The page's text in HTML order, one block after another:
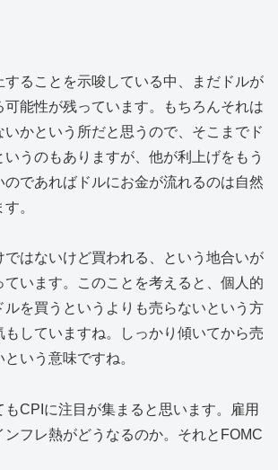
することを示唆している中、まだドルが
可能性が残っています。もちろんそれは
いかという所だと思うので、そこまでド
いうのもありますが、他が利上げをもう
のであればドルにお金が流れるのは自然
。
ではないけど買われる、という地合いが
ています。このことを考えると、個人的
ルを買うというよりも売らないという方
もしていますね。しっかり傾いてから売
いう意味ですね。
CPIに注目が集まると思います。雇用
ンフレ熱がどうなるのか。それとFOMC